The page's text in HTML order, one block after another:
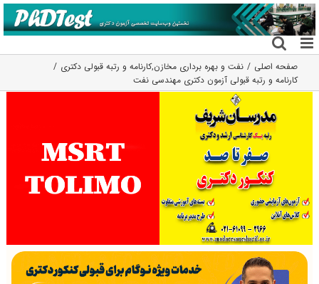
رفتن
به
محتوا
صفحه اصلی نفت و بهره برداری مخازن,کارنامه و رتبه قبولی دکتری
کارنامه و رتبه قبولی آزمون دکتری ﻣﻬﻨﺪسی ﻧﻔﺖ